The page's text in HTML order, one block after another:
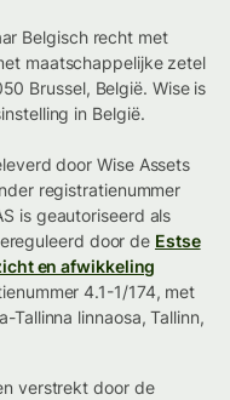
Belgisch recht met
maatschappelijke zetel
Brussel, België. Wise is
in België.
door Wise Assets
registratienummer
is geautoriseerd als
door de Estse
en afwikkeling
4.1-1/174, met
Tallinna linnaosa, Tallinn,
verstrekt door de